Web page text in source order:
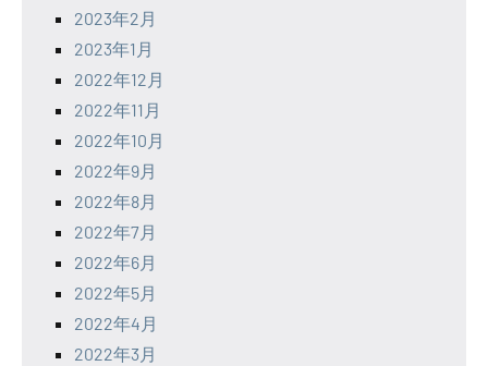
2023年2月
2023年1月
2022年12月
2022年11月
2022年10月
2022年9月
2022年8月
2022年7月
2022年6月
2022年5月
2022年4月
2022年3月